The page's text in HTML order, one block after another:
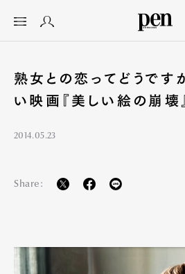
熟女との恋ってどうで
い映画『美しい絵の崩壊』
2014.05.23
Share: